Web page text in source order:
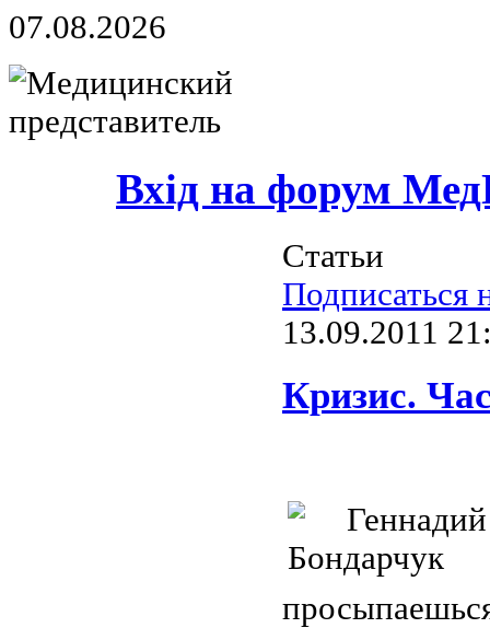
07.08.2026
Вхід на форум
Статьи
Подписаться
13.09.2011
Кризис.